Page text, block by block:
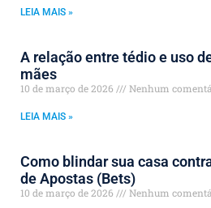
LEIA MAIS »
A relação entre tédio e uso
mães
10 de março de 2026 Nenhum
LEIA MAIS »
Como blindar sua casa
de Apostas (Bets)
10 de março de 2026 Nenhum